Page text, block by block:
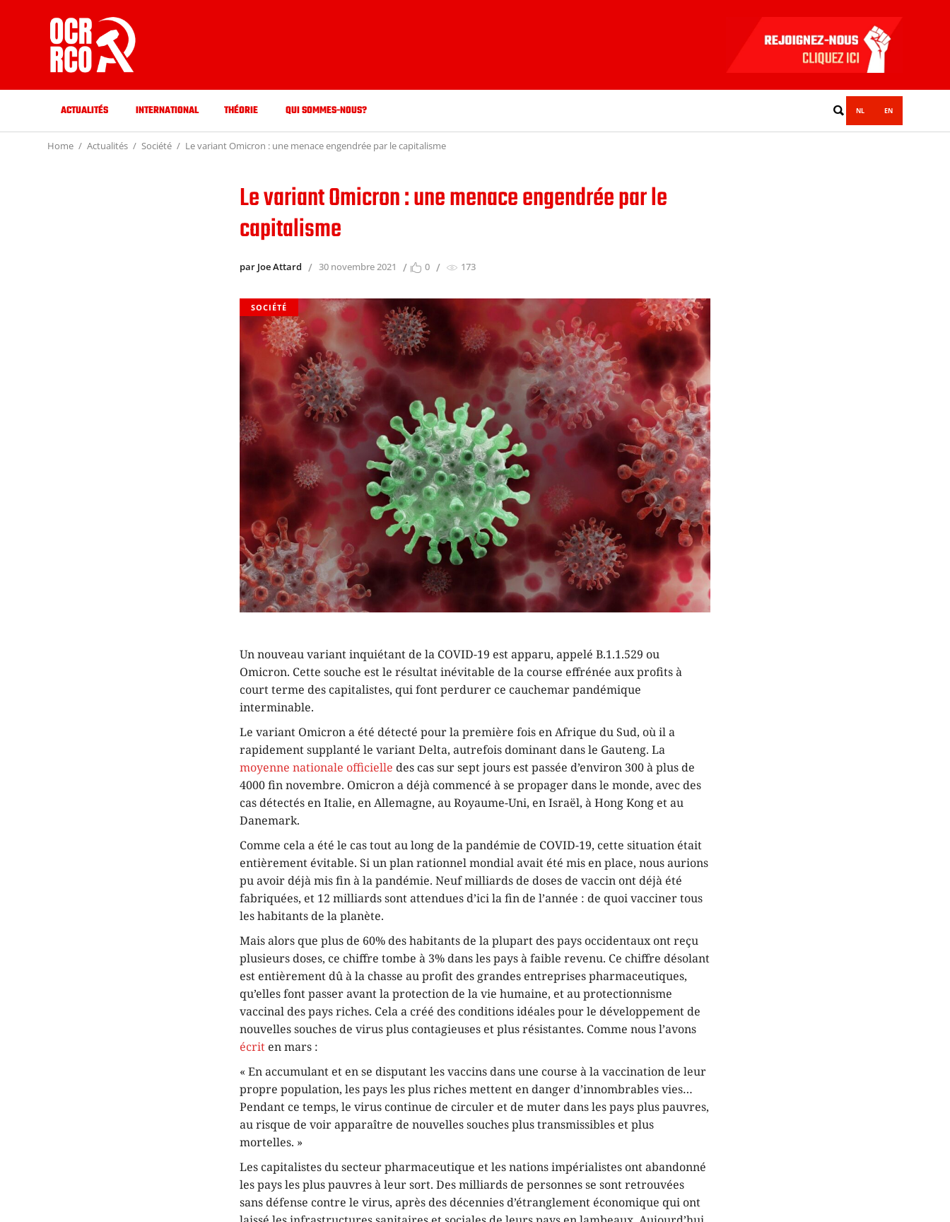
ACTUALITÉS INTERNATIONAL THÉORIE QUI SOMMES-NOUS? NL EN
Home Actualités Société Le variant Omicron : une menace engendrée par le capitalisme
Le variant Omicron : une menace engendrée par le
capitalisme
par Joe Attard 30 novembre 2021 0 173
SOCIÉTÉ
Un nouveau variant inquiétant de la COVID-19 est apparu, appelé B.1.1.529 ou
Omicron. Cette souche est le résultat inévitable de la course effrénée aux profits à
court terme des capitalistes, qui font perdurer ce cauchemar pandémique
interminable.
Le variant Omicron a été détecté pour la première fois en Afrique du Sud, où il a
rapidement supplanté le variant Delta, autrefois dominant dans le Gauteng. La
moyenne nationale officielle des cas sur sept jours est passée d’environ 300 à plus de
4000 fin novembre. Omicron a déjà commencé à se propager dans le monde, avec des
cas détectés en Italie, en Allemagne, au Royaume-Uni, en Israël, à Hong Kong et au
Danemark.
Comme cela a été le cas tout au long de la pandémie de COVID-19, cette situation était
entièrement évitable. Si un plan rationnel mondial avait été mis en place, nous aurions
pu avoir déjà mis fin à la pandémie. Neuf milliards de doses de vaccin ont déjà été
fabriquées, et 12 milliards sont attendues d’ici la fin de l’année : de quoi vacciner tous
les habitants de la planète.
Mais alors que plus de 60% des habitants de la plupart des pays occidentaux ont reçu
plusieurs doses, ce chiffre tombe à 3% dans les pays à faible revenu. Ce chiffre désolant
est entièrement dû à la chasse au profit des grandes entreprises pharmaceutiques,
qu’elles font passer avant la protection de la vie humaine, et au protectionnisme
vaccinal des pays riches. Cela a créé des conditions idéales pour le développement de
nouvelles souches de virus plus contagieuses et plus résistantes. Comme nous l’avons
écriten mars :
« En accumulant et en se disputant les vaccins dans une course à la vaccination de leur
propre population, les pays les plus riches mettent en danger d’innombrables vies…
Pendant ce temps, le virus continue de circuler et de muter dans les pays plus pauvres,
au risque de voir apparaître de nouvelles souches plus transmissibles et plus
mortelles. »
Les capitalistes du secteur pharmaceutique et les nations impérialistes ont abandonné
les pays les plus pauvres à leur sort. Des milliards de personnes se sont retrouvées
sans défense contre le virus, après des décennies d’étranglement économique qui ont